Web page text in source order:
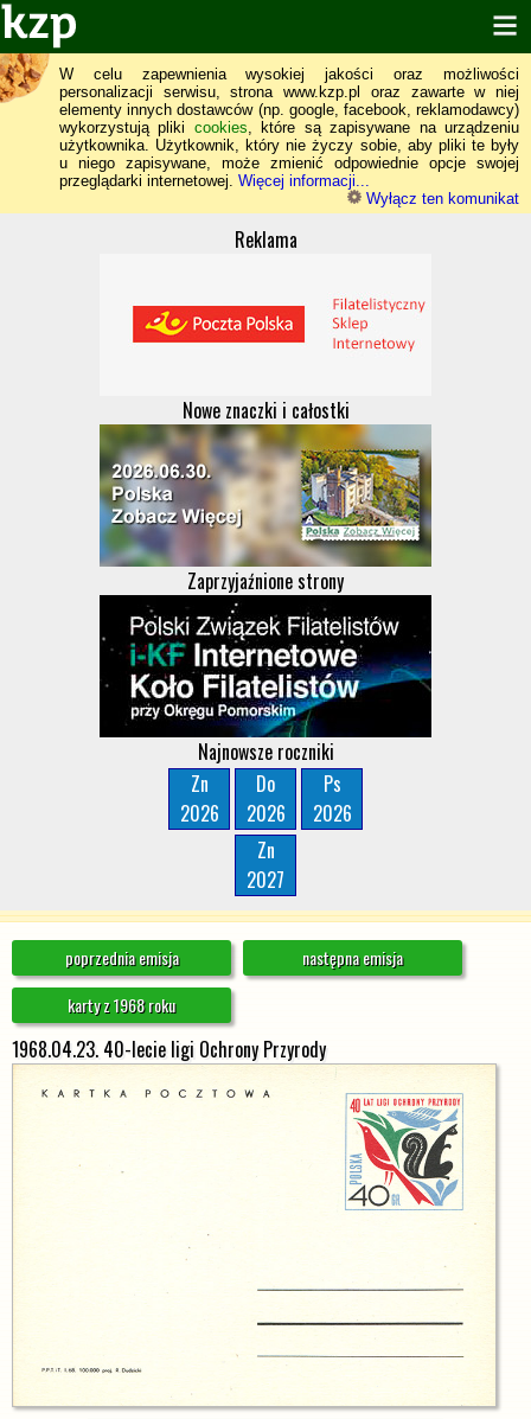
W celu zapewnienia wysokiej jakości oraz możliwości
personalizacji serwisu, strona www.kzp.pl oraz zawarte w niej
elementy innych dostawców (np. google, facebook, reklamodawcy)
wykorzystują pliki cookies, które są zapisywane na urządzeniu
użytkownika. Użytkownik, który nie życzy sobie, aby pliki te były
u niego zapisywane, może zmienić odpowiednie opcje swojej
przeglądarki internetowej. Więcej informacji...
Wyłącz ten komunikat
Reklama
Nowe znaczki i całostki
Zaprzyjaźnione strony
Najnowsze roczniki
Zn
2026
Do
2026
Ps
2026
Zn
2027
poprzednia emisja
następna emisja
karty z 1968 roku
1968.04.23. 40-lecie ligi Ochrony Przyrody